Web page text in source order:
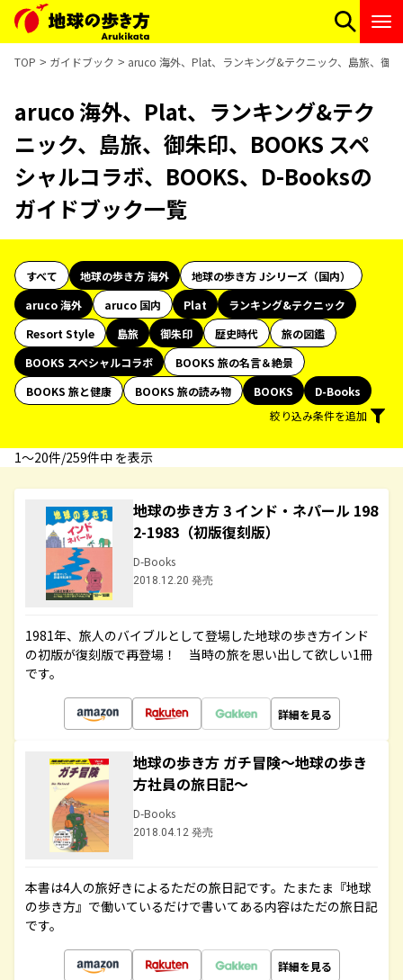
TOP ガイドブック aruco 海外、Plat、ランキング&テクニック、島旅、御
aruco 海外、Plat、ランキング&テク
ニック、島旅、御朱印、BOOKS スペ
シャルコラボ、BOOKS、D-Booksの
ガイドブック一覧
すべて 地球の歩き方 海外
地球の歩き方 Jシリーズ（国内）
aruco 海外
aruco 国内 Plat
ランキング&テクニック
Resort Style
島旅 御朱印 歴史時代
旅の図鑑
BOOKS スペシャルコラボ
BOOKS 旅の名言＆絶景
BOOKS 旅と健康
BOOKS 旅の読み物 BOOKS
D-Books
絞り込み条件を追加
1〜20件/259件中 を表示
地球の歩き方 3 インド・ネパール 198
2-1983（初版復刻版）
D-Books
2018.12.20 発売
1981年、旅人のバイブルとして登場した地球の歩き方インド
の初版が復刻版で再登場！ 当時の旅を思い出して欲しい1冊
です。
詳細を見る
地球の歩き方 ガチ冒険～地球の歩き
方社員の旅日記～
D-Books
2018.04.12 発売
本書は4人の旅好きによるただの旅日記です。たまたま『地球
の歩き方』で働いているだけで書いてある内容はただの旅日記
です。
詳細を見る